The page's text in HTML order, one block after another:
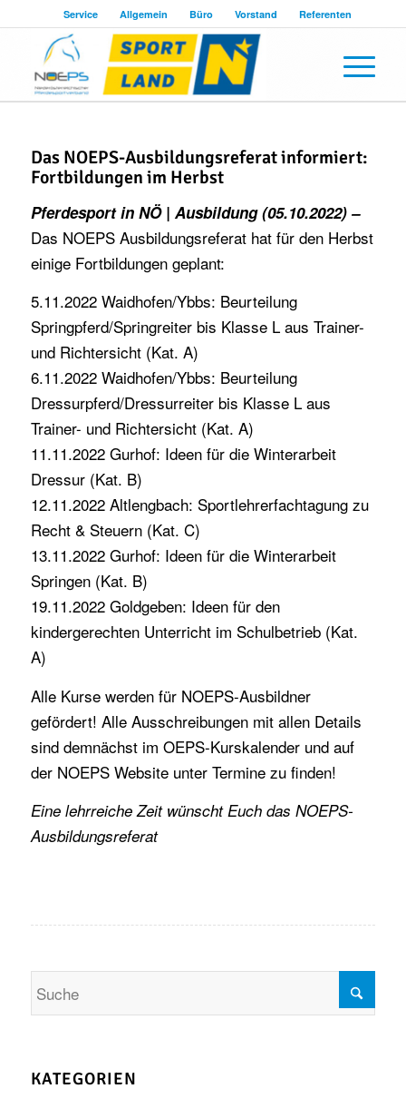
Service Allgemein Büro Vorstand Referenten
Das NOEPS-Ausbildungsreferat informiert:
Fortbildungen im Herbst
Pferdesport in NÖ | Ausbildung (05.10.2022) –
Das NOEPS Ausbildungsreferat hat für den Herbst
einige Fortbildungen geplant:
5.11.2022 Waidhofen/Ybbs: Beurteilung
Springpferd/Springreiter bis Klasse L aus Trainer-
und Richtersicht (Kat. A)
6.11.2022 Waidhofen/Ybbs: Beurteilung
Dressurpferd/Dressurreiter bis Klasse L aus
Trainer- und Richtersicht (Kat. A)
11.11.2022 Gurhof: Ideen für die Winterarbeit
Dressur (Kat. B)
12.11.2022 Altlengbach: Sportlehrerfachtagung zu
Recht & Steuern (Kat. C)
13.11.2022 Gurhof: Ideen für die Winterarbeit
Springen (Kat. B)
19.11.2022 Goldgeben: Ideen für den
kindergerechten Unterricht im Schulbetrieb (Kat.
A)
Alle Kurse werden für NOEPS-Ausbildner
gefördert! Alle Ausschreibungen mit allen Details
sind demnächst im OEPS-Kurskalender und auf
der NOEPS Website unter Termine zu finden!
Eine lehrreiche Zeit wünscht Euch das NOEPS-
Ausbildungsreferat
KATEGORIEN